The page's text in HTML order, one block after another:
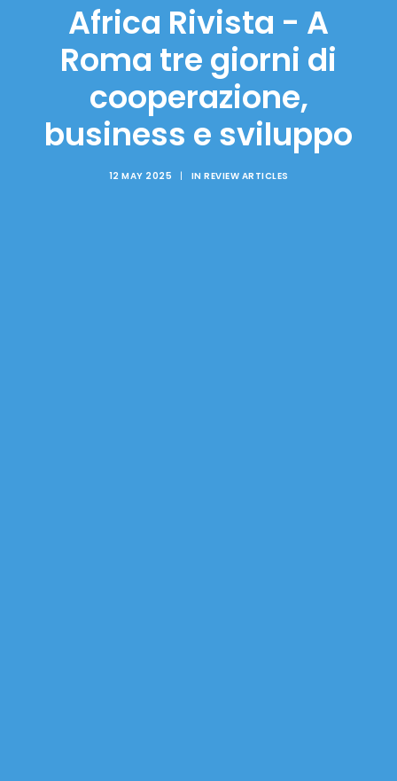
Africa Rivista - A
Roma tre giorni di
cooperazione,
business e sviluppo
12 MAY 2025 | IN REVIEW ARTICLES